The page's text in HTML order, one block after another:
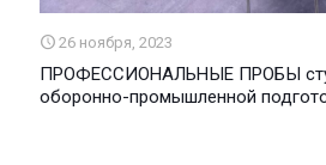
26 ноября, 2023
ПРОФЕССИОНАЛЬНЫЕ ПРОБЫ
оборонно-промышленной